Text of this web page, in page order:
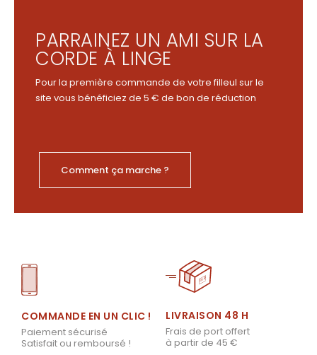
PARRAINEZ UN AMI SUR LA
CORDE À LINGE
Pour la première commande de votre filleul sur le
site vous bénéficiez de 5 € de bon de réduction
Comment ça marche ?
COMMANDE EN UN CLIC !
Paiement sécurisé
Satisfait ou remboursé !
LIVRAISON 48 H
Frais de port offert
à partir de 45 €